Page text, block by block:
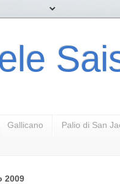
Gallicano Palio di San
2009